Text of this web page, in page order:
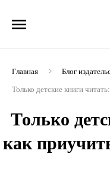
Главная Блог
Только детские книги
Только
как